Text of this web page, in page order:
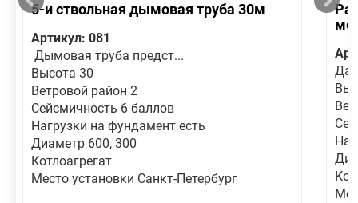
5-и ствольная дымовая труба 30м
Артикул: 081
Дымовая труба предст...
Высота 30
Ветровой район 2
Сейсмичность 6 баллов
Нагрузки на фундамент есть
Диаметр 600, 300
Котлоагрегат
Место установки Санкт-Петербург